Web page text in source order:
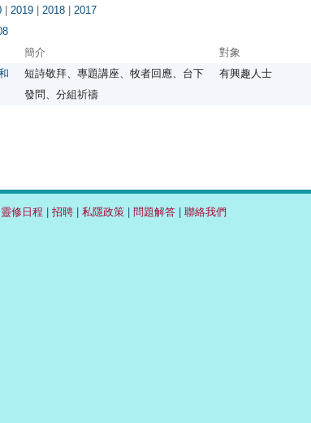
| 2019 | 2018 | 2017
簡介 對象
短詩敬拜、專題講座、牧者回應、台下
發問、分組祈禱
有興趣人士
靈修日程 | 招聘 | 私隱政策 | 問題解答 | 聯絡我們